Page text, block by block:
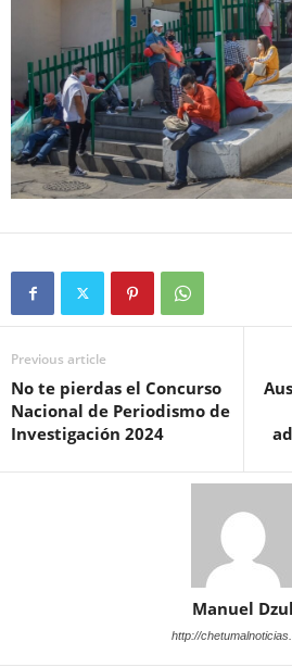
Previous article
No te pierdas el Concurso
Nacional de Periodismo de
Investigación 2024
Manuel Dzul
http://